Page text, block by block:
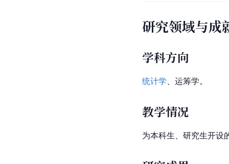
研究领域与成
学科方向
统计学、运筹学。
教学情况
为本科生、研究生开设